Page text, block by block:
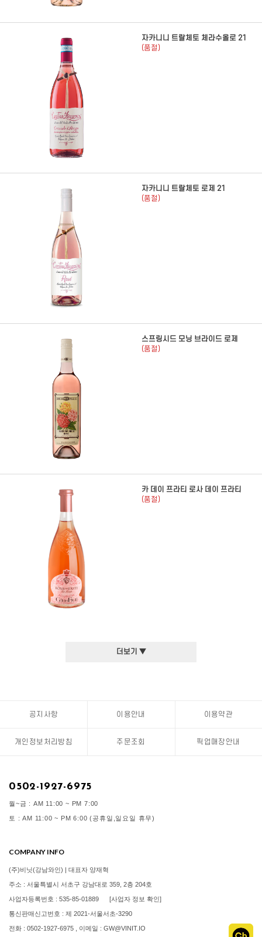
자카니니 트랄체토 체라수올로 21
(품절)
자카니니 트랄체토 로제 21
(품절)
스프링시드 모닝 브라이드 로제
(품절)
카 데이 프라티 로사 데이 프라티
(품절)
더보기 ▼
공지사항 이용안내 이용약관
개인정보처리방침 주문조회 픽업매장안내
0502-1927-6975
월~금 : AM 11:00 ~ PM 7:00
토 : AM 11:00 ~ PM 6:00 (공휴일,일요일 휴무)
COMPANY INFO
(주)비닛(강남와인) | 대표자 양재혁
주소 : 서울특별시 서초구 강남대로 359, 2층 204호
사업자등록번호 : 535-85-01889 [사업자 정보 확인]
통신판매신고번호 : 제 2021-서울서초-3290
전화 : 0502-1927-6975 , 이메일 : GW@VINIT.IO